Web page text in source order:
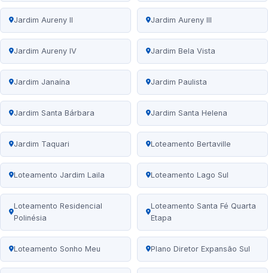
Jardim Aureny II Jardim Aureny III
Jardim Aureny IV Jardim Bela Vista
Jardim Janaína Jardim Paulista
Jardim Santa Bárbara Jardim Santa Helena
Jardim Taquari Loteamento Bertaville
Loteamento Jardim Laila Loteamento Lago Sul
Loteamento Residencial
Polinésia
Loteamento Santa Fé Quarta
Etapa
Loteamento Sonho Meu Plano Diretor Expansão Sul